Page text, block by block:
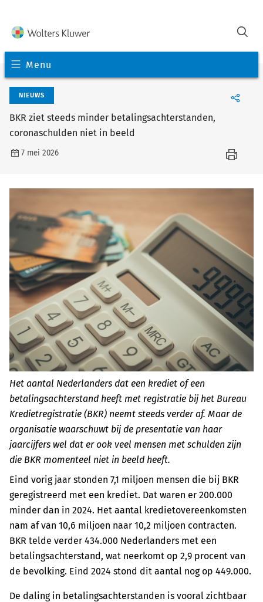
Menu
NIEUWS
BKR ziet steeds minder betalingsachterstanden,
coronaschulden niet in beeld
7 mei 2026
Het aantal Nederlanders dat een krediet of een
betalingsachterstand heeft met registratie bij het Bureau
Kredietregistratie (BKR) neemt steeds verder af. Maar de
organisatie waarschuwt bij de presentatie van haar
jaarcijfers wel dat er ook veel mensen met schulden zijn
die BKR momenteel niet in beeld heeft.
Eind vorig jaar stonden 7,1 miljoen mensen die bij BKR
geregistreerd met een krediet. Dat waren er 200.000
minder dan in 2024. Het aantal kredietovereenkomsten
nam af van 10,6 miljoen naar 10,2 miljoen contracten.
BKR telde verder 434.000 Nederlanders met een
betalingsachterstand, wat neerkomt op 2,9 procent van
de bevolking. Eind 2024 stond dit aantal nog op 449.000.
De daling in betalingsachterstanden is vooral zichtbaar